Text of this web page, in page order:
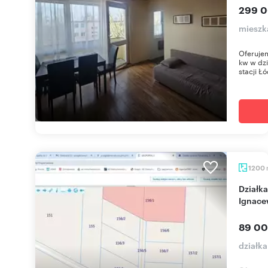
299
kw w
stacji
1200
Działka rolno-budowlana z mediami (1200 m²)
89